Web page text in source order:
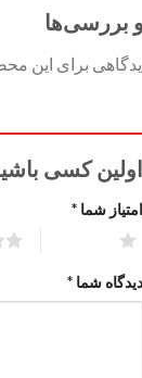
بررسی‌ها
برای این
اولین کسی
امتیاز شما *
دیدگاه شما *